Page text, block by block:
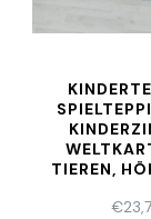
TIEREN,
€